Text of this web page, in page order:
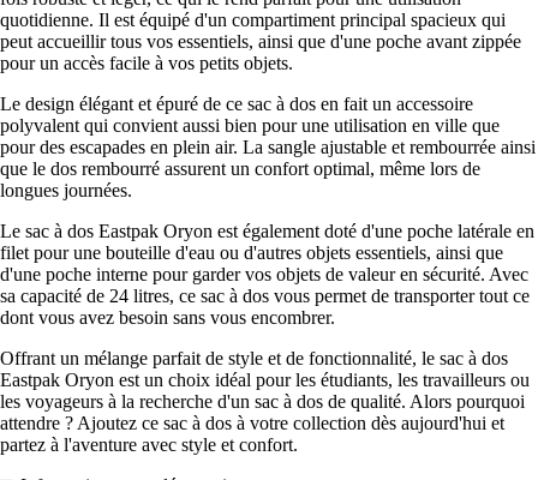
quotidienne. Il est équipé d'un compartiment principal spacieux qui
peut accueillir tous vos essentiels, ainsi que d'une poche avant zippée
pour un accès facile à vos petits objets.
Le design élégant et épuré de ce sac à dos en fait un accessoire
polyvalent qui convient aussi bien pour une utilisation en ville que
pour des escapades en plein air. La sangle ajustable et rembourrée ainsi
que le dos rembourré assurent un confort optimal, même lors de
longues journées.
Le sac à dos Eastpak Oryon est également doté d'une poche latérale en
filet pour une bouteille d'eau ou d'autres objets essentiels, ainsi que
d'une poche interne pour garder vos objets de valeur en sécurité. Avec
sa capacité de 24 litres, ce sac à dos vous permet de transporter tout ce
dont vous avez besoin sans vous encombrer.
Offrant un mélange parfait de style et de fonctionnalité, le sac à dos
Eastpak Oryon est un choix idéal pour les étudiants, les travailleurs ou
les voyageurs à la recherche d'un sac à dos de qualité. Alors pourquoi
attendre ? Ajoutez ce sac à dos à votre collection dès aujourd'hui et
partez à l'aventure avec style et confort.